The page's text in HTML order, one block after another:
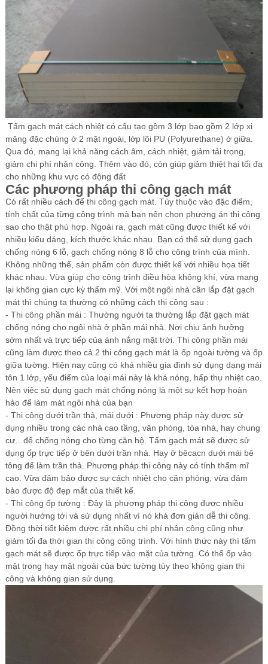
Các Loại Cửa
Ốc Vít
Cuộn Inox
Vật liệu Bảo Ôn | Cách Âm Chống Nóng An Tâm
Vật Liệu Bọc Lót Hàng Hóa
Tấm lấy Sáng polycarbonate
Giấy Dán Tường, Giấy Bạc
Phụ Kiện Phòng Sạch Kho Lạnh
Tấm gạch mátcách nhiệt có cấu tạo gồm 3 lớp bao gồm 2 lớp xi
măng đặc chủng ở 2 mặt ngoài, lớp lõi PU (Polyurethane) ở giữa.
Qua đó, mang lại khả năng cách âm, cách nhiệt, giảm tải trọng,
giảm chi phí nhân công. Thêm vào đó, còn giúp giảm thiệt hại tối đa
cho những khu vực có động đất
Các phương pháp thi công gạch mát
Có rất nhiều cách để thi công gạch mát. Tùy thuộc vào đặc điểm,
tính chất của từng công trình mà bạn nên chọn phương án thi công
sao cho thật phù hợp. Ngoài ra, gạch mát cũng được thiết kế với
nhiều kiểu dáng, kích thước khác nhau. Bạn có thể sử dụng gạch
chống nóng 6 lỗ, gạch chống nóng 8 lỗ cho công trình của mình.
Không những thế, sản phẩm còn được thiết kế với nhiều họa tiết
khác nhau. Vừa giúp cho công trình điều hòa không khí, vừa mang
lại không gian cực kỳ thẩm mỹ. Với một ngôi nhà cần lắp đặt gạch
mát thì chúng ta thường có những cách thi công sau :
- Thi công phần mái : Thường người ta thường lắp đặt gạch mát
chống nóng cho ngôi nhà ở phần mái nhà. Nơi chịu ảnh hưởng
sớm nhất và trực tiếp của ánh nắng mặt trời. Thi công phần mái
cũng làm được theo cả 2 thi công gạch mát là ốp ngoài tường và ốp
giữa tường. Hiện nay cũng có khá nhiều gia đình sử dụng dạng mái
tôn 1 lớp, yếu điểm của loại mái này là khá nóng, hấp thụ nhiệt cao.
Nên việc sử dụng gạch mát chống nóng là một sự kết hợp hoàn
hảo để làm mát ngôi nhà của bạn
- Thi công dưới trần thả, mái dưới : Phương pháp này được sử
dụng nhiều trong các nhà cao tầng, văn phòng, tòa nhà, hay chung
cư…để chống nóng cho từng căn hộ. Tấm gạch mát sẽ được sử
dụng ốp trực tiếp ở bên dưới trần nhà. Hay ở bêcacn dưới mái bê
tông để làm trần thả. Phương pháp thi công này có tính thẩm mĩ
cao. Vừa đảm bảo được sự cách nhiệt cho căn phòng, vừa đảm
bảo được độ đẹp mắt của thiết kế.
- Thi công ốp tường : Đây là phương pháp thi công được nhiều
người hướng tới và sử dụng nhất vì nó khá đơn giản dễ thi công.
Đồng thời tiết kiệm được rất nhiều chi phí nhân công cũng như
giảm tối đa thời gian thi công công trình. Với hình thức này thì tấm
gạch mát sẽ được ốp trực tiếp vào mặt của tường. Có thể ốp vào
mặt trong hay mặt ngoài của bức tường tùy theo không gian thi
công và không gian sử dụng.